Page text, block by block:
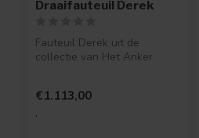
Draaifauteuil Derek
Fauteuil Derek uit de
collectie van Het Anker
€1.113,00
.